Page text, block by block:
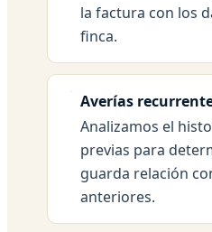
la factura con los
finca.
Averías
Analizamos el
previas para
guarda relación
anteriores.